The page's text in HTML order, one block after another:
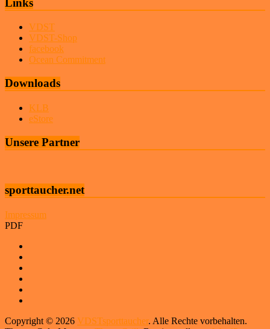
VDST
VDST-Shop
facebook
Ocean Commitment
Downloads
KLB
eStore
Unsere Partner
sporttaucher.net
Impressum
PDF
Copyright © 2026 VDSTsporttaucher. Alle Rechte vorbehalten.